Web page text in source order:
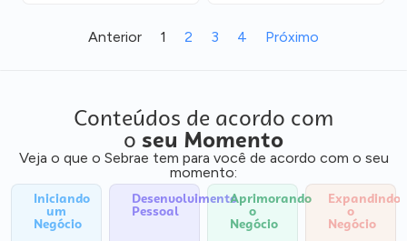
Anterior 1 2 3 4 Próximo
Conteúdos de acordo com
o seu Momento
Veja o que o Sebrae tem para você de acordo com o seu
momento:
Iniciando
um
Negócio
Desenvolvimento
Pessoal
Aprimorando
o
Negócio
Expandindo
o
Negócio